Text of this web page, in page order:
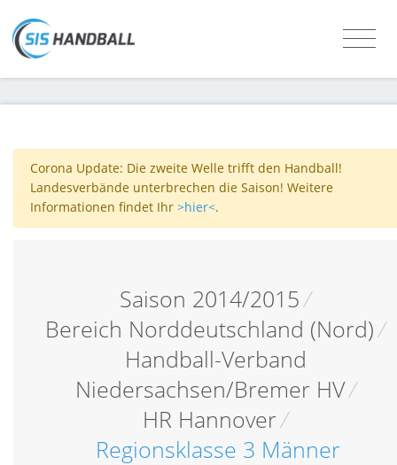
Corona Update: Die zweite Welle trifft den Handball!
Landesverbände unterbrechen die Saison! Weitere
Informationen findet Ihr >hier<.
Saison 2014/2015/
Bereich Norddeutschland (Nord)/
Handball-Verband
Niedersachsen/Bremer HV/
HR Hannover/
Regionsklasse 3 Männer